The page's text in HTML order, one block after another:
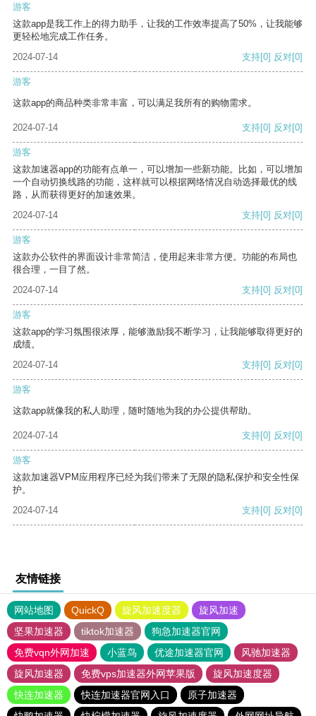
游客
这款app是我工作上的得力助手，让我的工作效率提高了50%，让我能够
更轻松地完成工作任务。
2024-07-14
支持[0] 反对[0]
游客
这款app的商品种类非常丰富，可以满足我所有的购物需求。
2024-07-14 支持[0] 反对[0]
游客
这款加速器app的功能有点单一，可以增加一些新功能。比如，可以增加
一个自动切换线路的功能，这样就可以根据网络情况自动选择最优的线
路，从而获得更好的加速效果。
2024-07-14
支持[0] 反对[0]
游客
这款办公软件的界面设计非常简洁，使用起来非常方便。功能的布局也
很合理，一目了然。
2024-07-14
支持[0] 反对[0]
游客
这款app的学习氛围很浓厚，能够激励我不断学习，让我能够取得更好的
成绩。
2024-07-14
支持[0] 反对[0]
游客
这款app就像我的私人助理，随时随地为我的办公提供帮助。
2024-07-14 支持[0] 反对[0]
游客
这款加速器VPM应用程序已经为我们带来了无限的隐私保护和安全性保
护。
2024-07-14
支持[0] 反对[0]
友情链接
网站地图 QuickQ 旋风加速度器
旋风加速
坚果加速器
tiktok加速器
狗急加速器官网
免费vqn外网加速
小蓝鸟 优途加速器官网
风驰加速器
旋风加速器
免费vps加速器外网苹果版
旋风加速度器
快连加速器
快连加速器官网入口
原子加速器